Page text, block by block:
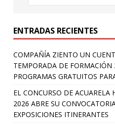
ENTRADAS RECIENTES
COMPAÑÍA ZIENTO UN
TEMPORADA DE FORMACIÓN
PROGRAMAS GRATUITOS
EL CONCURSO DE ACUARELA
2026 ABRE SU
EXPOSICIONES ITINERANTES